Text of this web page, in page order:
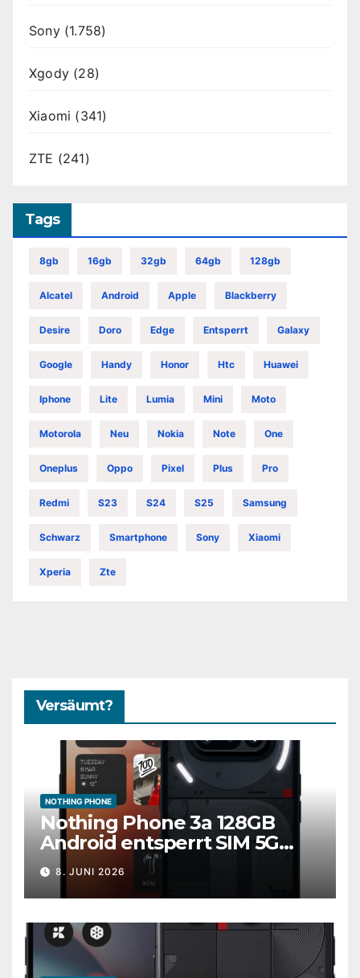
Sony(1.758)
Xgody (28)
Xiaomi (341)
ZTE (241)
Tags
8gb 16gb 32gb 64gb 128gb
Alcatel Android Apple Blackberry
Desire Doro Edge Entsperrt Galaxy
Google Handy Honor Htc Huawei
Iphone Lite Lumia Mini Moto
Motorola Neu Nokia Note One
Oneplus Oppo Pixel Plus Pro
Redmi S23 S24 S25 Samsung
Schwarz Smartphone Sony Xiaomi
Xperia Zte
Versäumt?
NOTHING PHONE
Nothing Phone 3a 128GB
Android entsperrt SIM 5G
schwarz Handy Smartphone
A
8. JUNI 2026